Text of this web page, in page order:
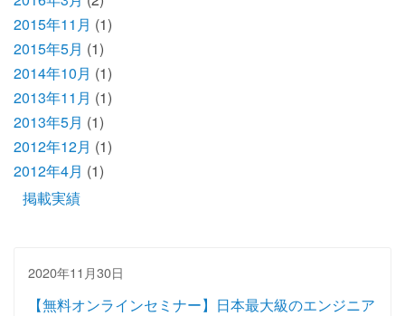
2015年11月 (1)
2015年5月 (1)
2014年10月 (1)
2013年11月 (1)
2013年5月 (1)
2012年12月 (1)
2012年4月 (1)
掲載実績
2020年11月30日
【無料オンラインセミナー】日本最大級のエンジニア